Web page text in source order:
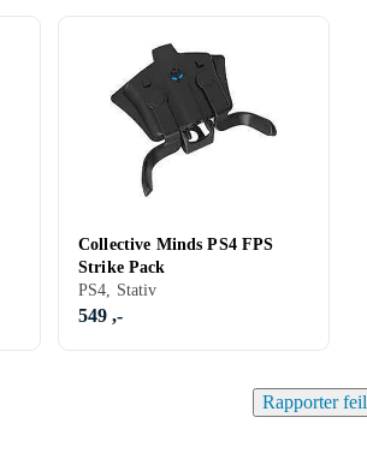
Collective Minds PS4 FPS
Strike Pack
PS4, Stativ
549 ,-
Rapporter feil